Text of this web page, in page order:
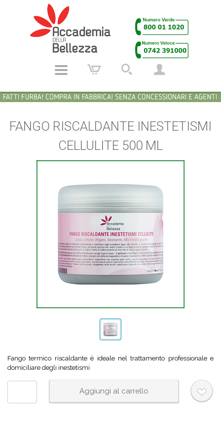
FANGO RISCALDANTE INESTETISMI
CELLULITE 500 ML
Fango termico riscaldante è ideale nel trattamento professionale e
domiciliare degli inestetismi